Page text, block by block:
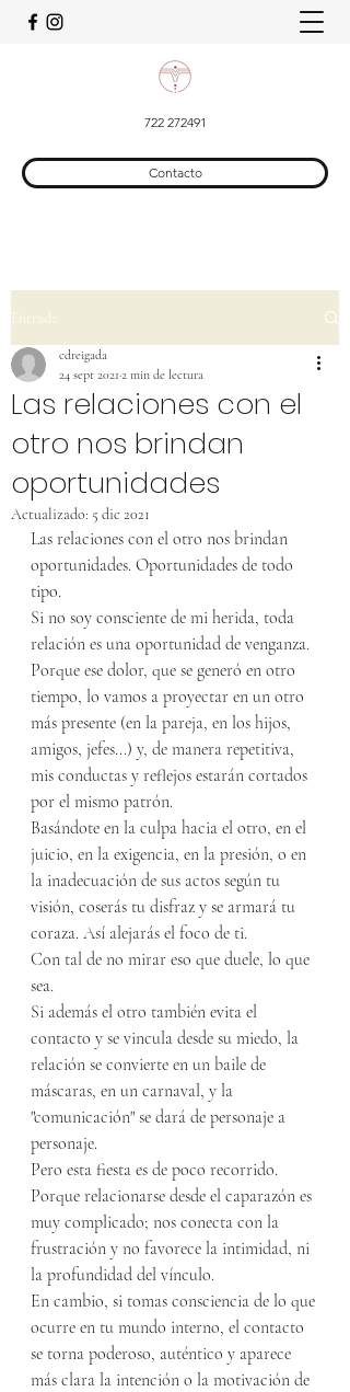
722 272491
Contacto
Entrada
Las relaciones con el
otro nos brindan
oportunidades
cdreigada
24 sept 2021 2 min de lectura
Actualizado: 5 dic 2021
Las relaciones con el otro nos brindan
oportunidades. Oportunidades de todo
tipo.
Si no soy consciente de mi herida, toda
relación es una oportunidad de venganza.
Porque ese dolor, que se generó en otro
tiempo, lo vamos a proyectar en un otro
más presente (en la pareja, en los hijos,
amigos, jefes...) y, de manera repetitiva,
mis conductas y reflejos estarán cortados
por el mismo patrón.
Basándote en la culpa hacia el otro, en el
juicio, en la exigencia, en la presión, o en
la inadecuación de sus actos según tu
visión, coserás tu disfraz y se armará tu
coraza. Así alejarás el foco de ti.
Con tal de no mirar eso que duele, lo que
sea.
Si además el otro también evita el
contacto y se vincula desde su miedo, la
relación se convierte en un baile de
máscaras, en un carnaval, y la
"comunicación" se dará de personaje a
personaje.
Pero esta fiesta es de poco recorrido.
Porque relacionarse desde el caparazón es
muy complicado; nos conecta con la
frustración y no favorece la intimidad, ni
la profundidad del vínculo.
En cambio, si tomas consciencia de lo que
ocurre en tu mundo interno, el contacto
se torna poderoso, auténtico y aparece
más clara la intención o la motivación de